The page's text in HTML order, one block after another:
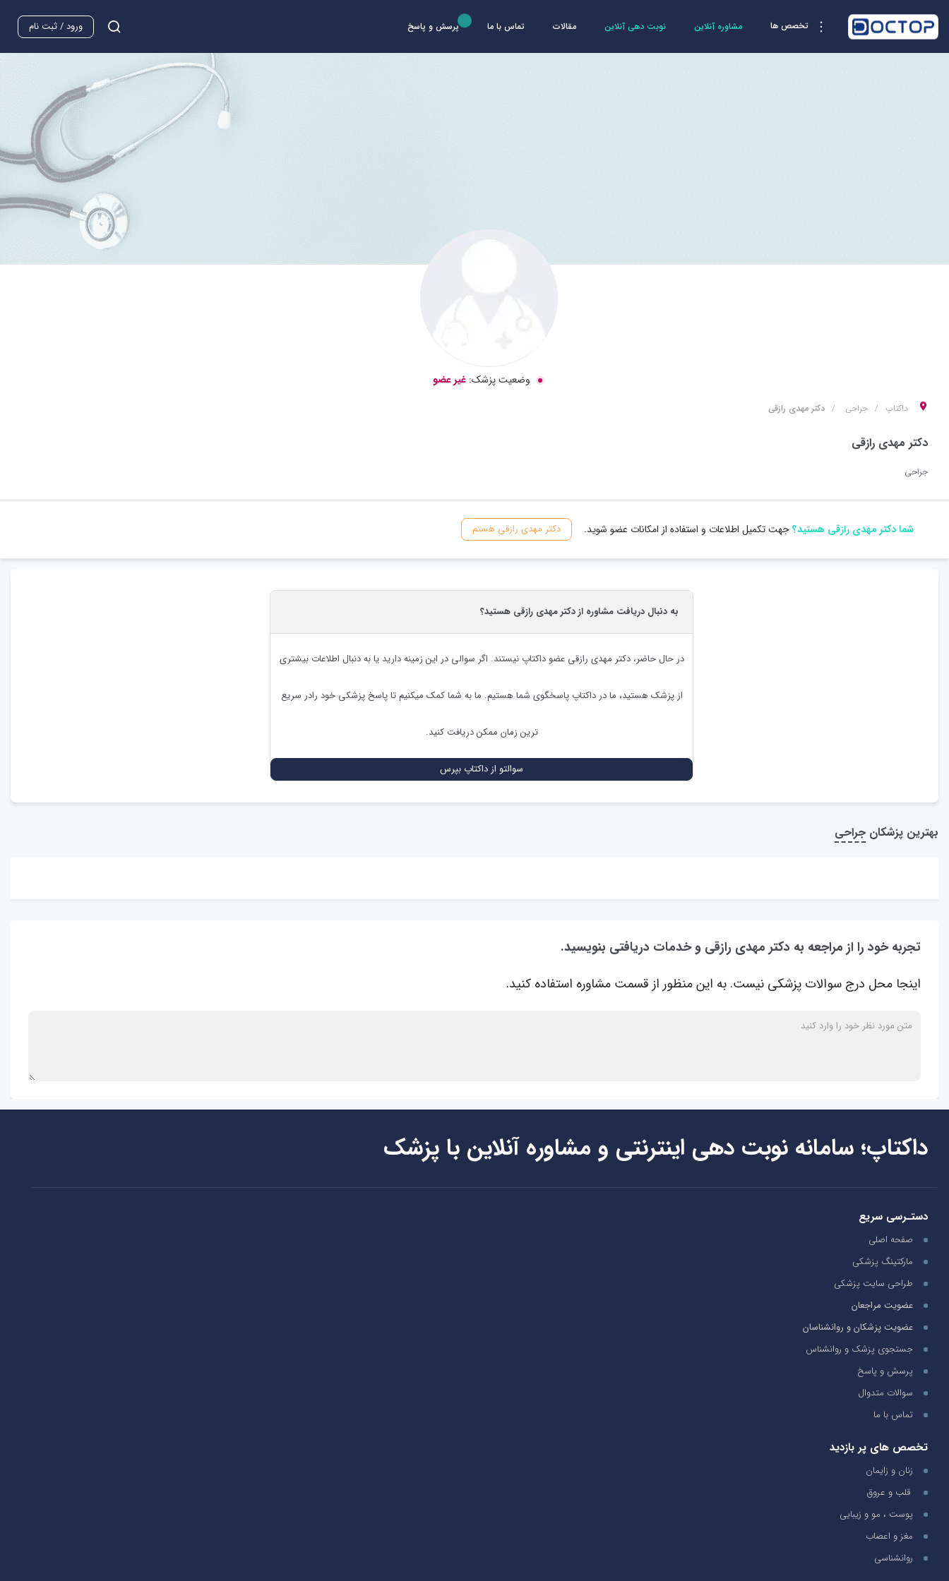
تخصص ها مشاوره آنلاین نوبت دهی آنلاین مقالات تماس با ما پرسش و پاسخ ورود / ثبت نام
وضعیت پزشک: غیر عضو
داکتاپ جراحی دکتر مهدی رازقی
دکتر مهدی رازقی
جراحی
شما دکتر مهدی رازقی هستید؟جهت تکمیل اطلاعات و استفاده از امکانات عضو شوید. دکتر مهدی رازقی هستم
به دنبال دریافت مشاوره از دکتر مهدی رازقی هستید؟
در حال حاضر،دکتر مهدی رازقی عضو داکتاپ نیستند. اگر سوالی در این زمینه دارید یا به دنبال اطلاعات بیشتری
از پزشک هستید، ما در داکتاپ پاسخگوی شما هستیم. ما به شما کمک میکنیم تا پاسخ پزشکی خود رادر سریع
ترین زمان ممکن دریافت کنید.
سوالتو از داکتاپ بپرس
بهترین پزشکان جراحی
تجربه خود را از مراجعه به دکتر مهدی رازقی و خدمات دریافتی بنویسید.
اینجا محل درج سوالات پزشکی نیست. به این منظور از قسمت مشاوره استفاده کنید.
داکتاپ؛ سامانه نوبت دهی اینترنتی و مشاوره آنلاین با پزشک
دستـرسی سریع
صفحه اصلی
مارکتینگ پزشکی
طراحی سایت پزشکی
عضویت مراجعان
عضویت پزشکان و روانشناسان
جستجوی پزشک و روانشناس
پرسش و پاسخ
سوالات متدوال
تماس با ما
تخصص های پر بازدید
زنان و زایمان
قلب و عروق
پوست ، مو و زیبایی
مغز و اعصاب
روانشناسی